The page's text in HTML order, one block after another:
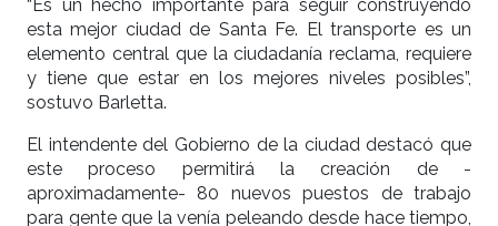
“Es un hecho importante para seguir construyendo
esta mejor ciudad de Santa Fe. El transporte es un
elemento central que la ciudadanía reclama, requiere
y tiene que estar en los mejores niveles posibles”,
sostuvo Barletta.
El intendente del Gobierno de la ciudad destacó que
este proceso permitirá la creación de -
aproximadamente- 80 nuevos puestos de trabajo
para gente que la venía peleando desde hace tiempo,